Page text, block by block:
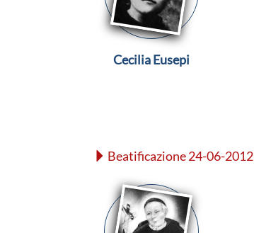
Cecilia Eusepi
Beatificazione 24-06-2012